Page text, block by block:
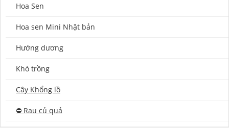
Hoa Sen
Hoa sen Mini Nhật bản
Hướng dương
Khó trồng
Cây Khổng lồ
⛔️ Rau củ quả